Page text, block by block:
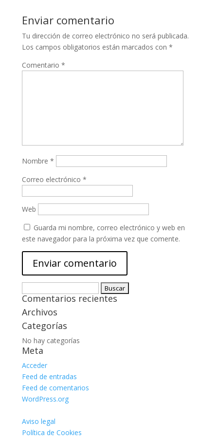
Enviar comentario
Tu dirección de correo electrónico no será publicada.
Los campos obligatorios están marcados con *
Comentario *
Nombre *
Correo electrónico *
Web
Guarda mi nombre, correo electrónico y web en
este navegador para la próxima vez que comente.
Comentarios recientes
Archivos
Categorías
No hay categorías
Meta
Acceder
Feed de entradas
Feed de comentarios
WordPress.org
Aviso legal
Política de Cookies